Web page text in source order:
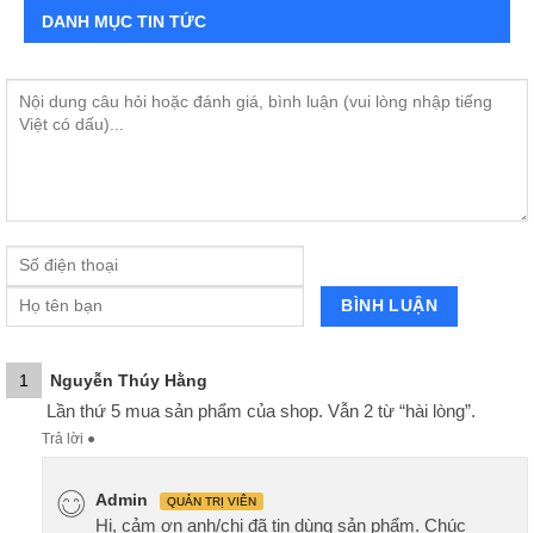
DANH MỤC TIN TỨC
1 Nguyễn Thúy Hằng
Lần thứ 5 mua sản phẩm của shop. Vẫn 2 từ “hài lòng”.
Trả lời ●
Admin QUẢN TRỊ VIÊN
Hi, cảm ơn anh/chị đã tin dùng sản phẩm. Chúc